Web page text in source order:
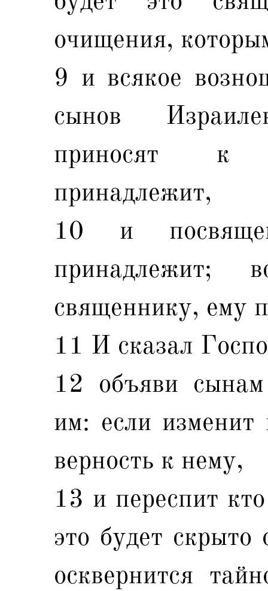
очищения,
9 и всякое
сынов
приносят к
принадлежит,
10 и
священнику, ему
11 И сказал
12 объяви
им: если
верность к нему,
13 и переспит
это будет
осквернится